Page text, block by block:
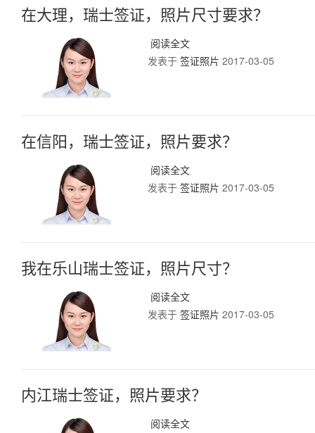
在大理，瑞士签证，照片尺寸要求？
阅读全文
发表于 签证照片 2017-03-05
在信阳，瑞士签证，照片要求？
阅读全文
发表于 签证照片 2017-03-05
我在乐山瑞士签证，照片尺寸？
阅读全文
发表于 签证照片 2017-03-05
内江瑞士签证，照片要求？
阅读全文